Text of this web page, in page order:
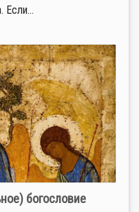
Если...
богословие